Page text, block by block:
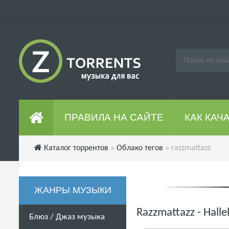
ПРАВИЛА НА САЙТЕ КАК
Каталог торрентов » Облако тегов » razzmattazz
ЖАНРЫ МУЗЫКИ
Блюз / Джаз музыка Razzmattazz -